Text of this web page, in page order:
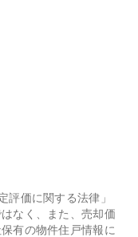
評価に関する法律」
なく、また、売却価
有の物件住戸情報に